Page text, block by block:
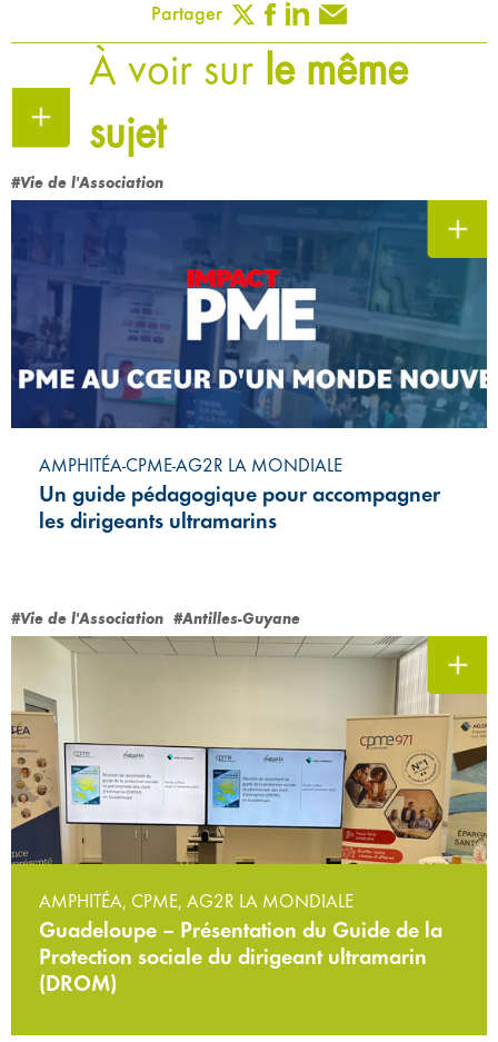
Partager
À voir sur le même
sujet
#Vie de l'Association
AMPHITÉA-CPME-AG2R LA MONDIALE
Un guide pédagogique pour accompagner
les dirigeants ultramarins
#Vie de l'Association #Antilles-Guyane
AMPHITÉA, CPME, AG2R LA MONDIALE
Guadeloupe – Présentation du Guide de la
Protection sociale du dirigeant ultramarin
(DROM)